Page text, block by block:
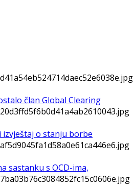
član Global Clearing
izvještaj o stanju borbe
sastanku s OCD-ima,